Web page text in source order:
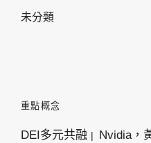
未分類
重點概念
DEI多元共融 Nvidia，